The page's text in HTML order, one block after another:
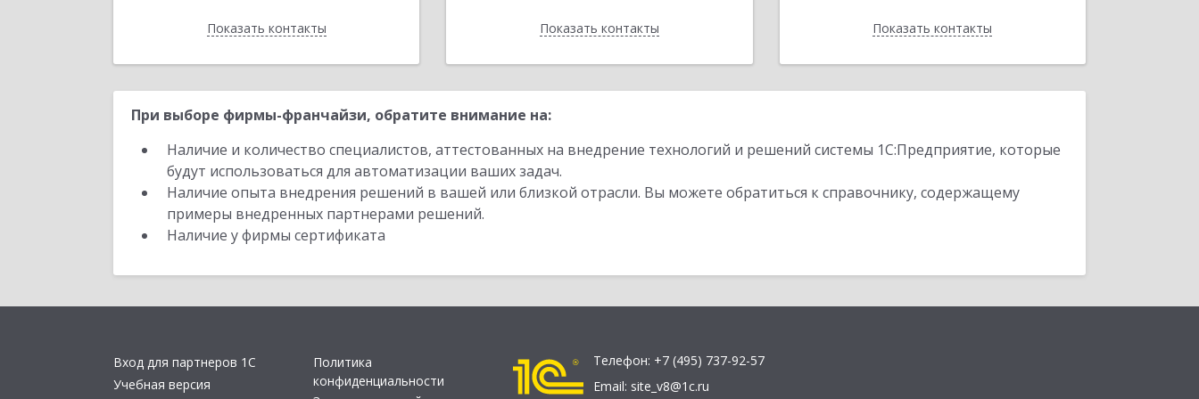
Показать контакты
Назад Показать контакты
Назад Показать контакты
Назад
При выборе фирмы-франчайзи, обратите внимание на:
Наличие и количество специалистов, аттестованных на внедрение технологий и решений системы 1С:Предприятие, которые
будут использоваться для автоматизации ваших задач.
Наличие опыта внедрения решений в вашей или близкой отрасли. Вы можете обратиться к справочнику, содержащему
примеры внедренных партнерами решений.
Наличие у фирмы сертификата
Вход для партнеров 1С
Учебная версия
Политика
конфиденциальности
Телефон: +7 (495) 737-92-57
Email: site_v8@1c.ru